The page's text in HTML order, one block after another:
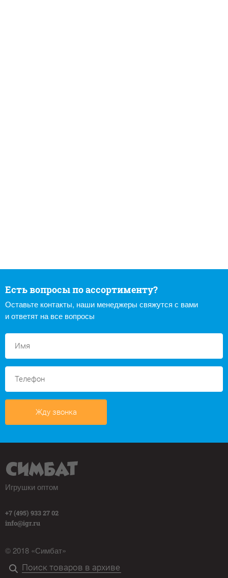
Есть вопросы по ассортименту?
Оставьте контакты, наши менеджеры свяжутся с вами
и ответят на все вопросы
Жду звонка
Игрушки оптом
+7 (495) 933 27 02
info@igr.ru
© 2018 «Симбат»